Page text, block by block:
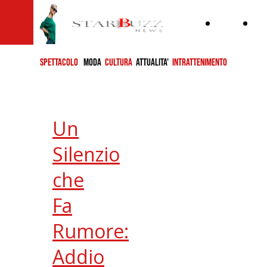
SPETTACOLO MODA CULTURA ATTUALITA' INTRATTENIMENTO
Un
Silenzio
che
Fa
Rumore:
Addio